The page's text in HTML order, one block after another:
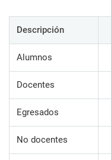
Descripción
Alumnos
Docentes
Egresados
No docentes